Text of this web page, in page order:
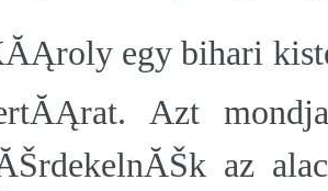
egy bihari
Azt
az